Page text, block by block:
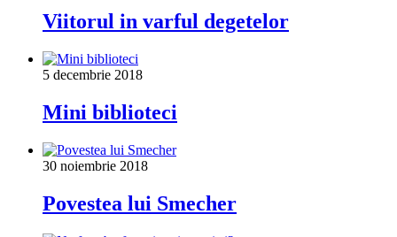
Viitorul in varful degetelor
5 decembrie 2018
Mini biblioteci
30 noiembrie 2018
Povestea lui Smecher